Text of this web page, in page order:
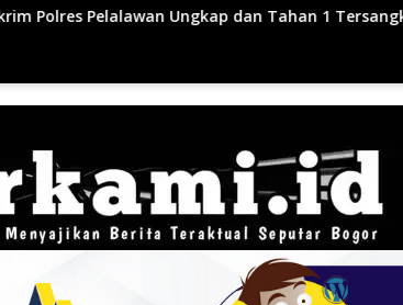
Tahan 1 Tersangka Kasus Tindak Pidana